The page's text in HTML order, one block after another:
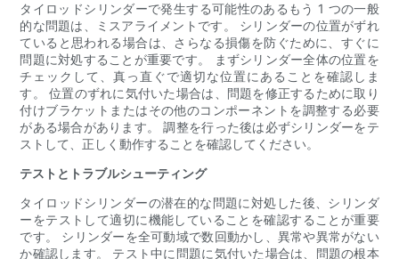
タイロッドシリンダーで発生する可能性のあるもう 1 つの一般
的な問題は、ミスアライメントです。 シリンダーの位置がずれ
ていると思われる場合は、さらなる損傷を防ぐために、すぐに
問題に対処することが重要です。 まずシリンダー全体の位置を
チェックして、真っ直ぐで適切な位置にあることを確認しま
す。 位置のずれに気付いた場合は、問題を修正するために取り
付けブラケットまたはその他のコンポーネントを調整する必要
がある場合があります。 調整を行った後は必ずシリンダーをテ
ストして、正しく動作することを確認してください。
テストとトラブルシューティング
タイロッドシリンダーの潜在的な問題に対処した後、シリンダ
ーをテストして適切に機能していることを確認することが重要
です。 シリンダーを全可動域で数回動かし、異常や異常がない
か確認します。 テスト中に問題に気付いた場合は、問題の根本